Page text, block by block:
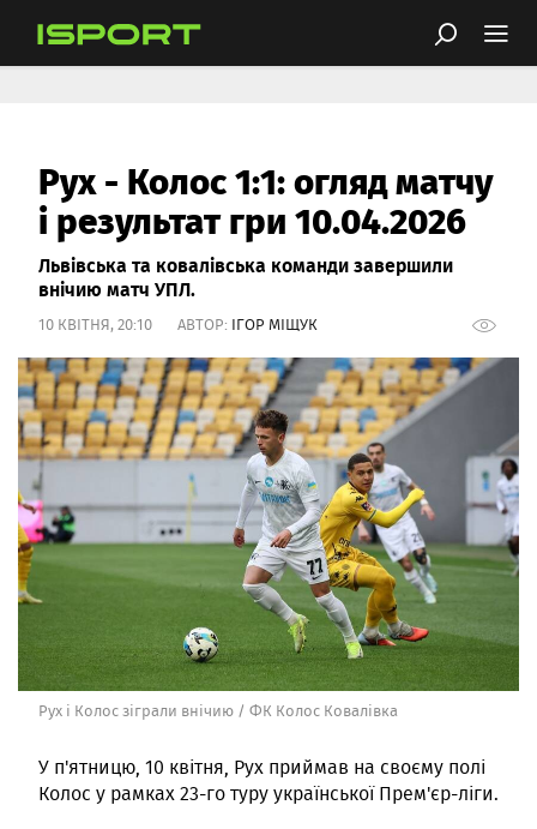
Рух - Колос 1:1: огляд матчу
і результат гри 10.04.2026
Львівська та ковалівська команди завершили
внічию матч УПЛ.
10 КВІТНЯ, 20:10 АВТОР: ІГОР МІЩУК
Рух і Колос зіграли внічию / ФК Колос Ковалівка
У п'ятницю, 10 квітня, Рух приймав на своєму полі
Колос у рамках 23-го туру української Прем'єр-ліги.